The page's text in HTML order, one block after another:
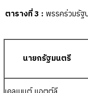
ตารางที่ 3 : พรรคร่วมรัฐ
นายกรัฐมนตรี